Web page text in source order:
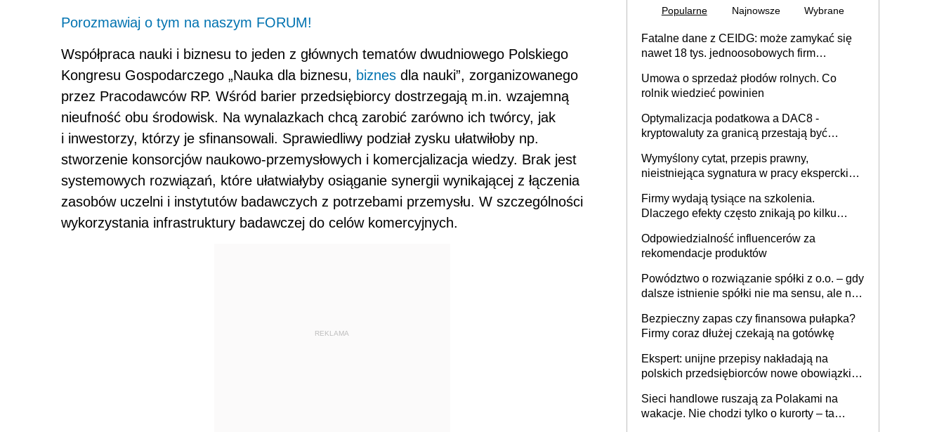
Porozmawiaj o tym na naszym FORUM!
Współpraca nauki i biznesu to jeden z głównych tematów dwudniowego Polskiego
Kongresu Gospodarczego „Nauka dla biznesu, biznes dla nauki”, zorganizowanego
przez Pracodawców RP. Wśród barier przedsiębiorcy dostrzegają m.in. wzajemną
nieufność obu środowisk. Na wynalazkach chcą zarobić zarówno ich twórcy, jak
i inwestorzy, którzy je sfinansowali. Sprawiedliwy podział zysku ułatwiłoby np.
stworzenie konsorcjów naukowo-przemysłowych i komercjalizacja wiedzy. Brak jest
systemowych rozwiązań, które ułatwiałyby osiąganie synergii wynikającej z łączenia
zasobów uczelni i instytutów badawczych z potrzebami przemysłu. W szczególności
wykorzystania infrastruktury badawczej do celów komercyjnych.
REKLAMA
Popularne Najnowsze Wybrane
Fatalne dane z CEIDG: może zamykać się
nawet 18 tys. jednoosobowych firm
Umowa o sprzedaż płodów rolnych. Co
rolnik wiedzieć powinien
Optymalizacja podatkowa a DAC8 -
kryptowaluty za granicą przestają być
Wymyślony cytat, przepis prawny,
nieistniejąca sygnatura w pracy eksperckiej -
firmie
Firmy wydają tysiące na szkolenia.
Dlaczego efekty często znikają po kilku
Odpowiedzialność influencerów za
rekomendacje produktów
Powództwo o rozwiązanie spółki z o.o. – gdy
dalsze istnienie spółki nie ma sensu, ale nie
Bezpieczny zapas czy finansowa pułapka?
Firmy coraz dłużej czekają na gotówkę
Ekspert: unijne przepisy nakładają na
polskich przedsiębiorców nowe obowiązki w
Sieci handlowe ruszają za Polakami na
wakacje. Nie chodzi tylko o kurorty – ta